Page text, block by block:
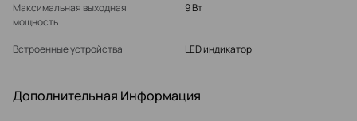
Максимальная выходная
мощность
9 Вт
Встроенные устройства LED индикатор
Дополнительная Информация